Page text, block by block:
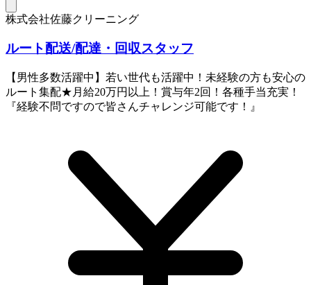
株式会社佐藤クリーニング
ルート配送/配達・回収スタッフ
【男性多数活躍中】若い世代も活躍中！未経験の方も安心の
ルート集配★月給20万円以上！賞与年2回！各種手当充実！
『経験不問ですので皆さんチャレンジ可能です！』